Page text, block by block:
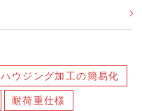
ハウジング加工の簡易化
耐荷重仕様